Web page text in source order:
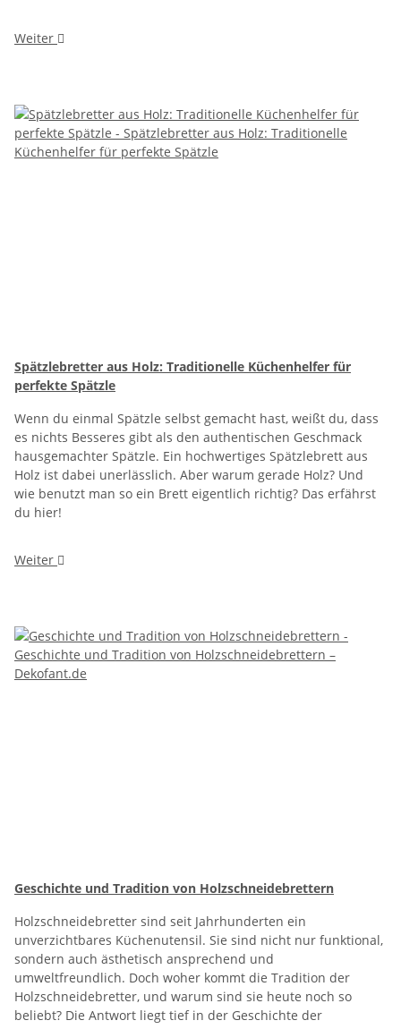
Weiter
Spätzlebretter aus Holz: Traditionelle Küchenhelfer für
perfekte Spätzle
Wenn du einmal Spätzle selbst gemacht hast, weißt du, dass
es nichts Besseres gibt als den authentischen Geschmack
hausgemachter Spätzle. Ein hochwertiges Spätzlebrett aus
Holz ist dabei unerlässlich. Aber warum gerade Holz? Und
wie benutzt man so ein Brett eigentlich richtig? Das erfährst
du hier!
Weiter
Geschichte und Tradition von Holzschneidebrettern
Holzschneidebretter sind seit Jahrhunderten ein
unverzichtbares Küchenutensil. Sie sind nicht nur funktional,
sondern auch ästhetisch ansprechend und
umweltfreundlich. Doch woher kommt die Tradition der
Holzschneidebretter, und warum sind sie heute noch so
beliebt? Die Antwort liegt tief in der Geschichte der